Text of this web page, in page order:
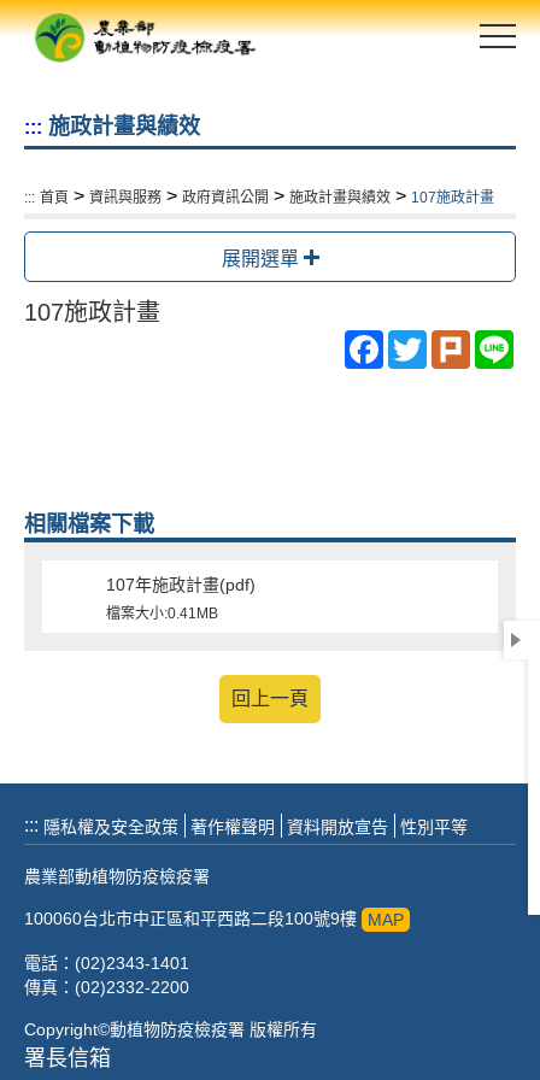
跳
::: 施政計畫與績效
::: 首頁 > 資訊與服務 > 政府資訊公開 > 施政計畫與績效 > 107施政計畫
展開選單
107施政計畫
Facebook
TwitterPlurk
相關檔案下載
107年施政計畫(pdf)
檔案大小:0.41MB
回上一頁
::: 隱私權及安全政策 著作權聲明 資料開放宣告 性別平等
農業部動植物防疫檢疫署
100060台北市中正區和平西路二段100號9樓 MAP
電話：(02)2343-1401
傳真：(02)2332-2200
Copyright©動植物防疫檢疫署 版權所有
署長信箱